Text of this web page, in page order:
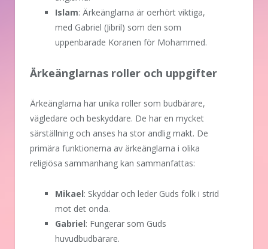
Islam: Ärkeänglarna är oerhört viktiga,
med Gabriel (Jibril) som den som
uppenbarade Koranen för Mohammed.
Ärkeänglarnas roller och uppgifter
Ärkeänglarna har unika roller som budbärare,
vägledare och beskyddare. De har en mycket
särställning och anses ha stor andlig makt. De
primära funktionerna av ärkeänglarna i olika
religiösa sammanhang kan sammanfattas:
Mikael: Skyddar och leder Guds folk i strid
mot det onda.
Gabriel: Fungerar som Guds
huvudbudbärare.